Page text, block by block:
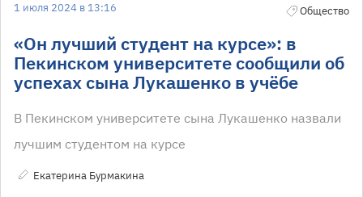
1 июля 2024 в 13:16 Общество
«Он лучший студент на курсе»: в
Пекинском университете сообщили об
успехах сына Лукашенко в учёбе
В Пекинском университете сына Лукашенко назвали
лучшим студентом на курсе
Екатерина Бурмакина